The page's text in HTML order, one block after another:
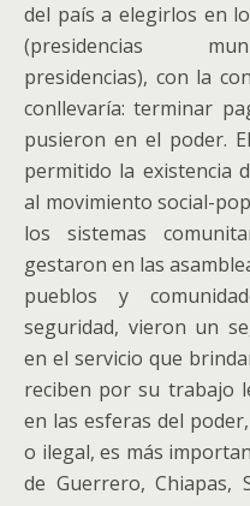
del país a elegirlos en
(presidencias
presidencias), con la
conllevaría: terminar
pusieron en el poder.
permitido la existencia
al movimiento social-
los sistemas
gestaron en las
pueblos y
seguridad, vieron un
en el servicio que
reciben por su trabajo
en las esferas del
o ilegal, es más
de Guerrero, Chiapas,